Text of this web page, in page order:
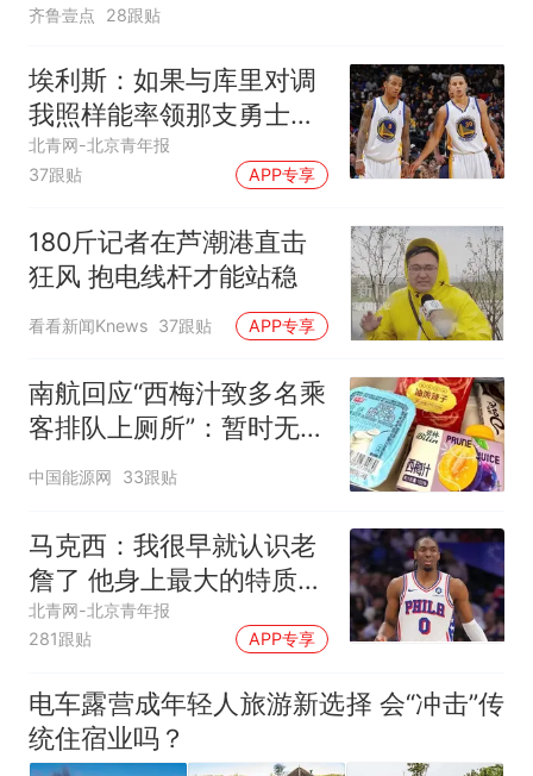
齐鲁壹点 28跟贴
埃利斯：如果与库里对调
我照样能率领那支勇士取
得现在的成就
北青网-北京青年报
37跟贴
APP专享
180斤记者在芦潮港直击
狂风 抱电线杆才能站稳
看看新闻Knews 37跟贴 APP专享
南航回应“西梅汁致多名乘
客排队上厕所”：暂时无法
核查是否发放西梅汁
中国能源网 33跟贴
马克西：我很早就认识老
詹了 他身上最大的特质就
是谦逊
北青网-北京青年报
281跟贴
APP专享
电车露营成年轻人旅游新选择 会“冲击”传
统住宿业吗？